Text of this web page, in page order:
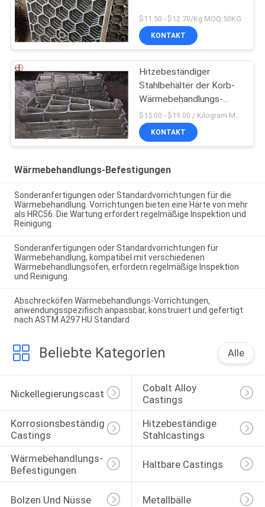
$11.50 - $12.70/Kg MOQ:50KG
KONTAKT
Hitzebeständiger
Stahlbehälter der Korb-
Wärmebehandlungs-
Befestigungs-2,4879
$15.00 - $19.00 / Kilogram MOQ:20 Kilogramm/Kilogramm
KONTAKT
Wärmebehandlungs-Befestigungen
Sonderanfertigungen oder Standardvorrichtungen für die
Wärmebehandlung. Vorrichtungen bieten eine Härte von mehr
als HRC56. Die Wartung erfordert regelmäßige Inspektion und
Reinigung.
Sonderanfertigungen oder Standardvorrichtungen für
Wärmebehandlung, kompatibel mit verschiedenen
Wärmebehandlungsöfen, erfordern regelmäßige Inspektion
und Reinigung.
Abschrecköfen Wärmebehandlungs-Vorrichtungen,
anwendungsspezifisch anpassbar, konstruiert und gefertigt
nach ASTM A297 HU Standard
Beliebte Kategorien Alle
Nickellegierungscasting
Cobalt Alloy
Castings
Korrosionsbeständige
Castings
Hitzebeständige
Stahlcastings
Wärmebehandlungs-
Befestigungen
Haltbare Castings
Bolzen Und Nüsse Metallbälle